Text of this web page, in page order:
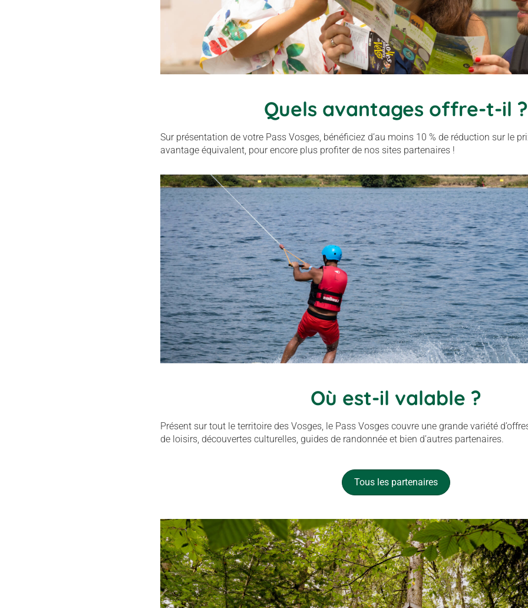
Quels avantages offre-t-il ?
Sur présentation de votre Pass Vosges, bénéficiez d’au moins 10 % de réduction sur le
avantage équivalent, pour encore plus profiter de nos sites partenaires !
Où est-il valable ?
Présent sur tout le territoire des Vosges, le Pass Vosges couvre une grande variété
de loisirs, découvertes culturelles, guides de randonnée et bien d’autres partenaires.
Tous les partenaires